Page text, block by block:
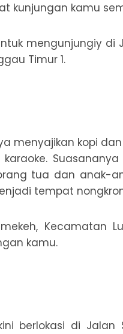
kunjungan kamu
mengunjungiy di
Timur 1.
menyajikan kopi
tua dan anak-
tempat
Kecamatan
kamu.
berlokasi di Jalan